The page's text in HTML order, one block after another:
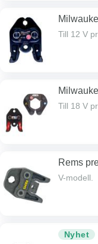
Till 12 V
Till 18 V
Rems
V-modell.
Nyhet